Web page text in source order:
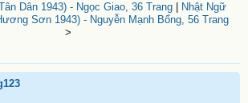
Dân 1943) - Ngọc Giao, 36 Trang
Nhật Ngữ
Sơn 1943) - Nguyễn Mạnh Bổng, 56 Trang
>